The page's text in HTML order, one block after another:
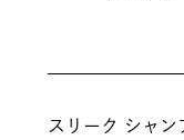
スリーク シャン